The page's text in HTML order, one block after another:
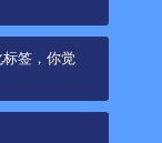
签，你觉